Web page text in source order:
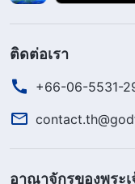
ติดต่อเรา
+66-06-5531-
อาณาจักรของพระ